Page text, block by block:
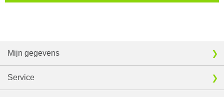
Mijn gegevens
Service